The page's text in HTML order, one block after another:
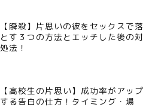
【瞬殺】片思いの彼をセックスで落
とす３つの方法とエッチした後の対
処法！
【高校生の片思い】成功率がアップ
する告白の仕方！タイミング・場